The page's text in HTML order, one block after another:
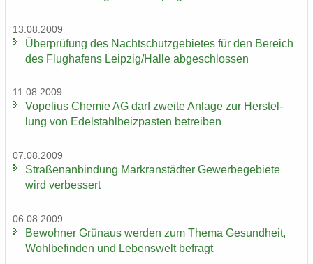
13.08.2009
Über­prü­fung des Nacht­schutz­ge­bie­tes für den Be­reich
des Flug­ha­fens Leip­zig/Halle ab­ge­schlos­sen
11.08.2009
Vo­pe­li­us Che­mie AG darf zwei­te An­la­ge zur Her­stel­
lung von Edel­stahl­beiz­pas­ten be­trei­ben
07.08.2009
Stra­ßen­an­bin­dung Markran­städ­ter Ge­wer­be­ge­bie­te
wird ver­bes­sert
06.08.2009
Be­woh­ner Grün­aus wer­den zum Thema Ge­sund­heit,
Wohl­be­fin­den und Le­bens­welt be­fragt